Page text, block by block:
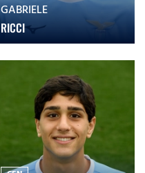
GABRIELE
RICCI